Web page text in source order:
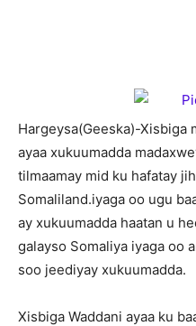
Hargeysa(Geeska)-Xisbiga
ayaa xukuumadda
tilmaamay mid ku hafatay
Somaliland.iyaga oo ugu
ay xukuumadda haatan u
galayso Somaliya iyaga oo
soo jeediyay xukuumadda.
Xisbiga Waddani ayaa ku